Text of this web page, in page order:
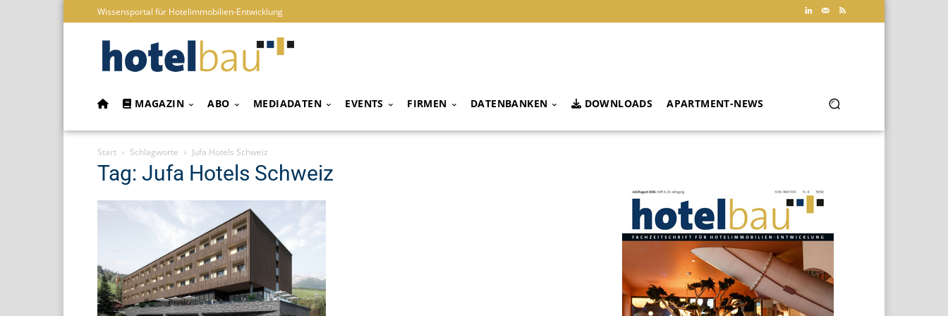
Wissensportal für Hotelimmobilien-Entwicklung
MAGAZIN ABO MEDIADATEN EVENTS FIRMEN DATENBANKEN DOWNLOADS APARTMENT-NEWS
Start Schlagworte Jufa Hotels Schweiz
Tag: Jufa Hotels Schweiz